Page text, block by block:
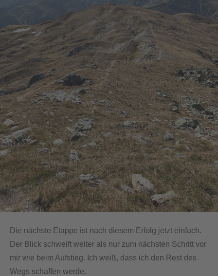
Die nächste Etappe ist nach diesem Erfolg jetzt einfach.
Der Blick schweift weiter als nur zum nächsten Schritt vor
mir wie beim Aufstieg. Ich weiß, dass ich den Rest des
Wegs schaffen werde.